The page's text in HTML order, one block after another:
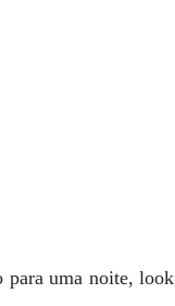
para uma noite, look